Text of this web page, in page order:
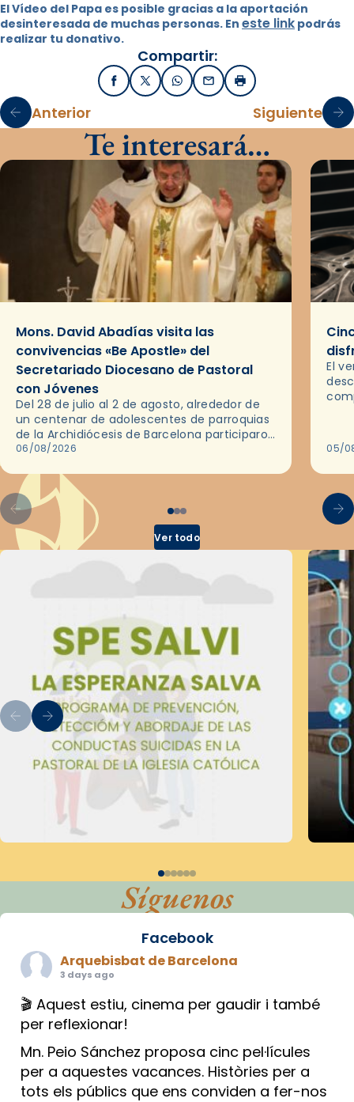
El Vídeo del Papa es posible gracias a la aportación
desinteresada de muchas personas. En este link podrás
realizar tu donativo.
Compartir:
FacebookX / TwitterWhatsApp
EmailImprimir
Anterior Siguiente
Te interesará…
Mons. David Abadías visita las
convivencias «Be Apostle» del
Secretariado Diocesano de Pastoral
con Jóvenes
Del 28 de julio al 2 de agosto, alrededor de
un centenar de adolescentes de parroquias
de la Archidiócesis de Barcelona participaron
en las convivencias Be Apostle, organizadas
06/08/2026
El
05/
Ver todo
Síguenos
Facebook
Arquebisbat de Barcelona
3 days ago
🎬 Aquest estiu, cinema per gaudir i també
per reflexionar!
Mn. Peio Sánchez proposa cinc pel·lícules
per a aquestes vacances. Històries per a
tots els públics que ens conviden a fer-nos